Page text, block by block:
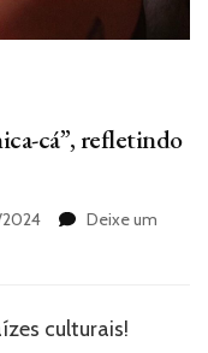
cá”, refletindo
Deixe um
culturais!